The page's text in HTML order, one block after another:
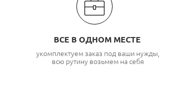
ВСЕ В ОДНОМ МЕСТЕ
укомплектуем заказ под ваши нужды,
всю рутину возьмем на себя